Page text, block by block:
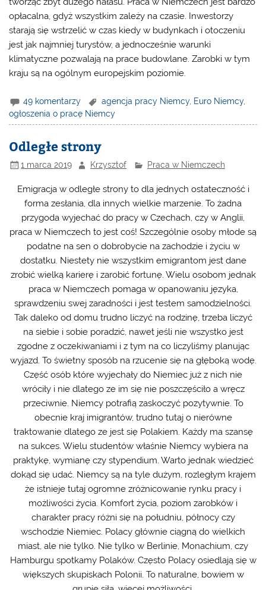
opłacalna, gdyż wszystkim zależy na czasie. Inwestorzy
starają się wstrzelić w czas kiedy w budynkach i otoczeniu
jest jak najmniej turystów, a jednocześnie warunki
klimatyczne pozwalają na prace budowlane. Zarobki w tym
kraju są na ogólnym europejskim poziomie.
49 komentarzy agencja pracy Niemcy, Euro Niemcy,
ogłoszenia o pracę Niemcy
Odległe strony
1 marca 2019 Krzysztof Praca w Niemczech
Emigracja w odległe strony to dla jednych ostateczność i
forma zesłania, dla innych wielkie marzenie. To żadna
przygoda wyjechać do pracy w Czechach, czy w Anglii,
praca w Niemczech to jest coś! Szczególnie osoby młode są
podatne na sen o dobrobycie na zachodzie i życiu w
dostatku. Niestety nie wszystkim emigrantom jest dane
zrobić wielką karierę i zarobić fortunę. Wielu osobom jednak
praca w Niemczech pomaga w opanowaniu języka,
sprawdzeniu swej zaradności i jest testem samodzielności.
Tak daleko od domu trudno liczyć na rodzinę, trzeba liczyć
na siebie i sobie poradzić, nawet jeśli nie wszystko jest
zgodne z oczekiwaniami i z tym na co liczyliśmy planując
wyjazd. To świetny sposób na rzucenie się na głęboką wodę.
Część osób które wyjechały do Niemiec już z nich nie
wróciły i nie dlatego ze im się nie poszczęściło a wręcz
przeciwnie. Niemcy potrafią zaskoczyć pozytywnie. To
obecnie kraj imigrantów, trudno tutaj o nierówne
traktowanie dlatego ze jest się Polakiem. Każdy ma szansę
na sukces. Wielu studentów właśnie Niemcy wybiera na
praktykę, wymianę czy stypendium. Warto jednak wiedzieć
dokąd się udać. Niemcy są na tyle dużym, rozległym krajem
że istnieje tutaj ogromne zróżnicowanie rynku pracy i
możliwości życia. Komfort życia, poziom zarobków i
charakter pracy różni się na południu, północy czy
wschodzie Niemiec. Polacy głównie ciągną do wielkich
miast, ale nie tylko. Nie tylko w Berlinie, Monachium, czy
Hamburgu spotkamy Polaków. Często Polacy osiedlają się w
większych skupiskach Polonii. To naturalne, bowiem w